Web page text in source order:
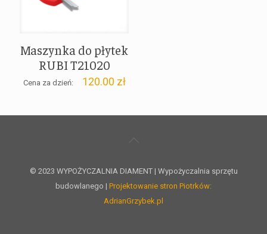
Maszynka do płytek
RUBI T21020
Cena za dzień: 120.00 zł
© 2023 WYPOŻYCZALNIA DIAMENT | Wypożyczalnia sprzętu
budowlanego | Projektowanie stron Piotrków:
AdrianGrzybek.pl